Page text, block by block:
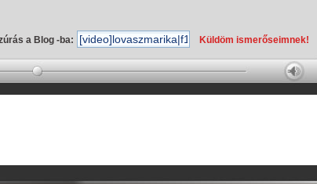
a Blog -ba: Küldöm ismerőseimnek!